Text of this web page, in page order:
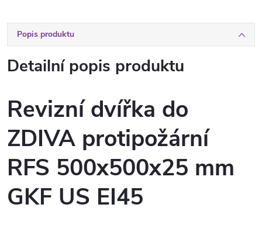
Popis produktu
Detailní popis produktu
Revizní dvířka do
ZDIVA protipožární
RFS 500x500x25 mm
GKF US EI45